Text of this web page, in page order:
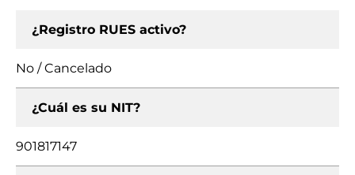
¿Registro RUES activo?
No / Cancelado
¿Cuál es su NIT?
901817147